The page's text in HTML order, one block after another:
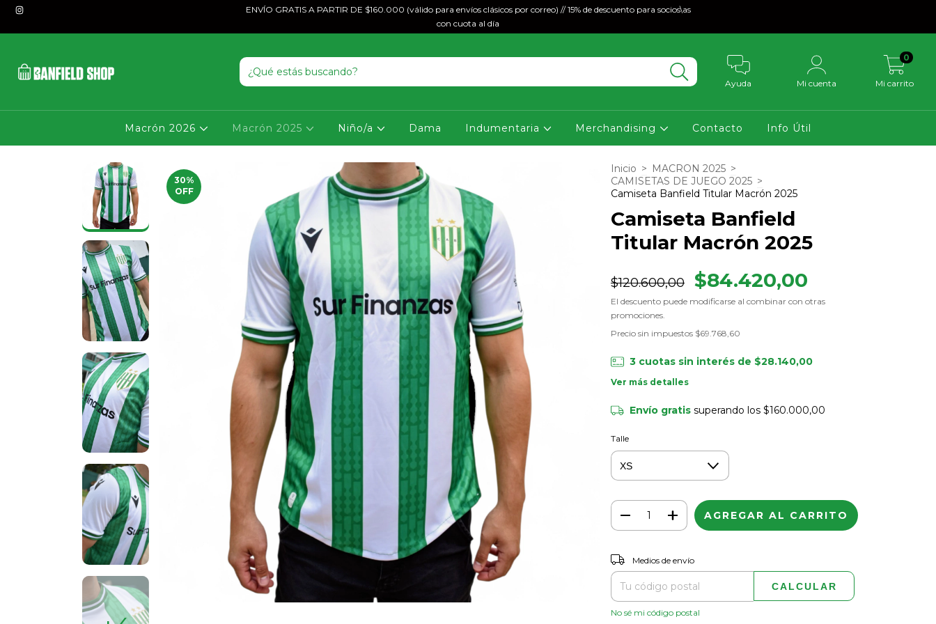
ENVÍO GRATIS A PARTIR DE $160.000 (válido para envíos clásicos por correo) // 15% de descuento para socios\as
con cuota al día
Ayuda Mi cuenta Mi carrito
0
Macrón 2026 Macrón 2025 Niño/a Dama Indumentaria Merchandising Contacto Info Útil
30%
OFF
Inicio > MACRON 2025 >
CAMISETAS DE JUEGO 2025 >
Camiseta Banfield Titular Macrón 2025
Camiseta Banfield
Titular Macrón 2025
$120.600,00 $84.420,00
El descuento puede modificarse al combinar con otras
promociones.
Precio sin impuestos $69.768,60
3 cuotas sin interés de $28.140,00
Ver más detalles
Envío gratis superando los $160.000,00
Talle
Entregas para el CP:
Medios de envío
CALCULAR
No sé mi código postal